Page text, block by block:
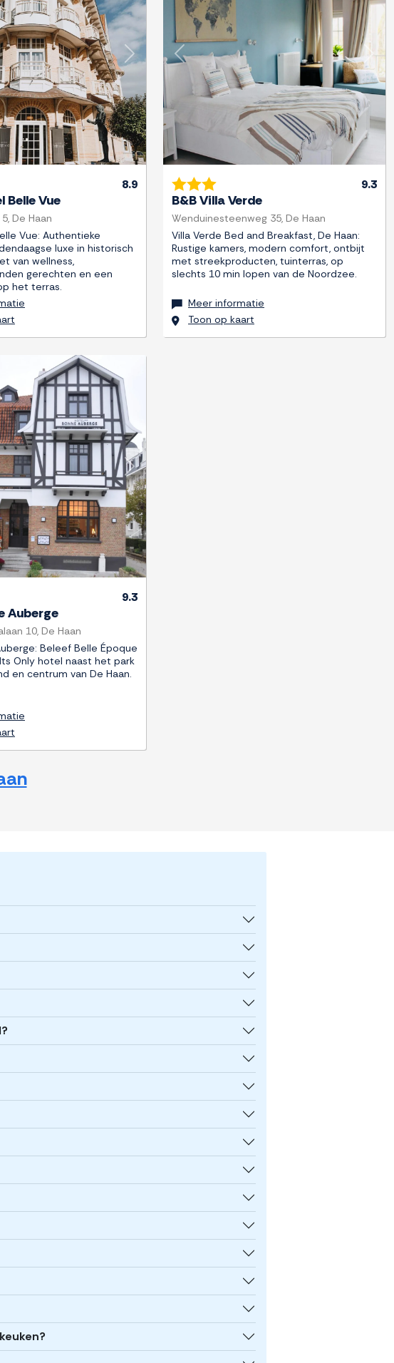
Next
8.9
Belle Vue
De Haan
Vue: Authentieke
luxe in historisch
van wellness,
gerechten en een
het terras.
Previous Next
9.3
B&B Villa Verde
Wenduinesteenweg 35, De Haan
Villa Verde Bed and Breakfast, De Haan:
Rustige kamers, modern comfort, ontbijt
met streekproducten, tuinterras, op
slechts 10 min lopen van de Noordzee.
Meer informatie
Toon op kaart
Next
9.3
Auberge
10, De Haan
Beleef Belle Époque
Only hotel naast het park
en centrum van De Haan.